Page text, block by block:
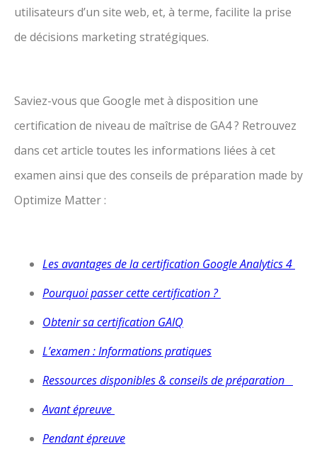
utilisateurs d’un site web, et, à terme, facilite la prise
de décisions marketing stratégiques.
Saviez-vous que Google met à disposition une
certification de niveau de maîtrise de GA4 ? Retrouvez
dans cet article toutes les informations liées à cet
examen ainsi que des conseils de préparation made by
Optimize Matter :
Les avantages de la certification Google Analytics 4
Pourquoi passer cette certification ?
Obtenir sa certification GAIQ
L’examen : Informations pratiques
Ressources disponibles & conseils de préparation
Avant épreuve
Pendant épreuve